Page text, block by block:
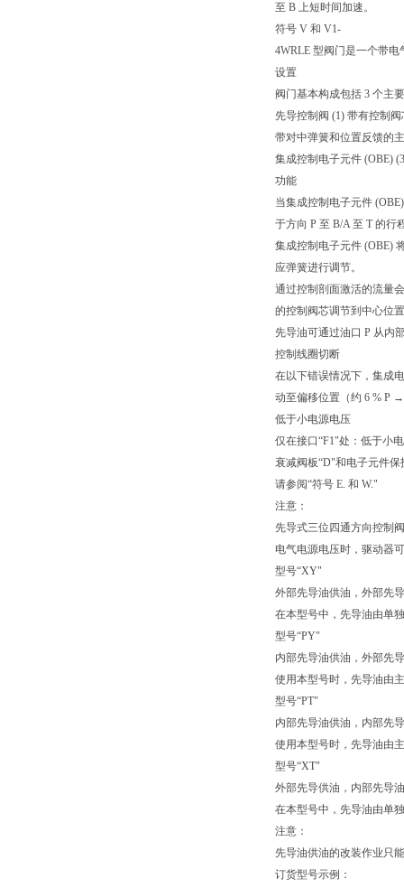
至 B 上短时间加速。
符号 V 和 V1-
4WRLE 型阀门是一个带
设置
阀门基本构成包括 3 个主
先导控制阀 (1) 带有控制
带对中弹簧和位置反馈的
集成控制电子元件 (OBE)
功能
当集成控制电子元件
于方向 P 至 B/A 至 T 的行
集成控制电子元件 (OBE)
应弹簧进行调节。
通过控制剖面激活的流量
的控制阀芯调节到中心位
先导油可通过油口 P 从内
控制线圈切断
在以下错误情况下，集成
动至偏移位置（约 6 % P
低于小电源电压
仅在接口“F1"处：低于小
衰减阀板“D"和电子元件保
请参阅“符号 E. 和 W."
注意：
先导式三位四通方向控制
电气电源电压时，驱动器
型号“XY"
外部先导油供油，外部先
在本型号中，先导油由单
型号“PY"
内部先导油供油，外部先
使用本型号时，先导油由
型号“PT"
内部先导油供油，内部先
使用本型号时，先导油由
型号“XT"
外部先导供油，内部先导
在本型号中，先导油由单
注意：
先导油供油的改装作业只
订货型号示例：